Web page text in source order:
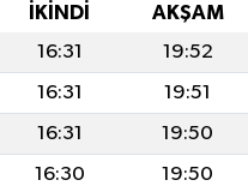
İKINDI AKŞAM
16:31 19:52
16:31 19:51
16:31 19:50
16:30 19:50